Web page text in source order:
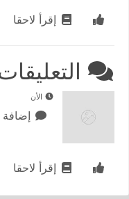
إقرأ لاحقا
الأن
إضافة
إقرأ لاحقا